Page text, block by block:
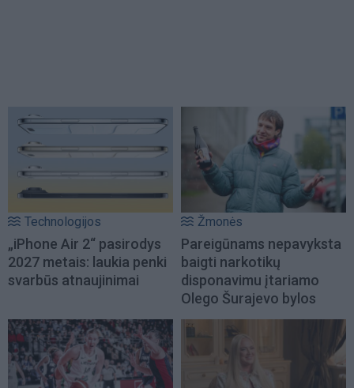
Technologijos
„iPhone Air 2“ pasirodys
2027 metais: laukia penki
svarbūs atnaujinimai
Žmonės
Pareigūnams nepavyksta
baigti narkotikų
disponavimu įtariamo
Olego Šurajevo bylos